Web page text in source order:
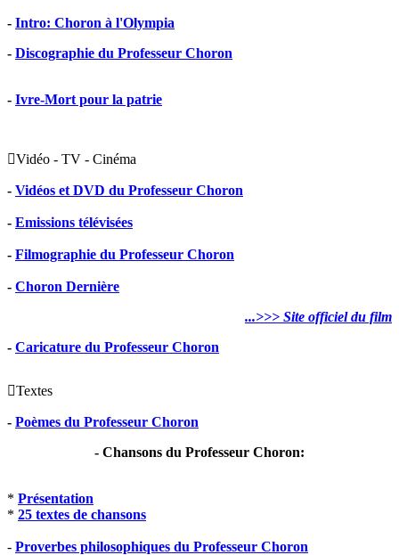
- Intro: Choron à l'Olympia
- Discographie du Professeur Choron
- Ivre-Mort pour la patrie
Vidéo - TV - Cinéma
- Vidéos et DVD du Professeur Choron
- Emissions télévisées
- Filmographie du Professeur Choron
- Choron Dernière
...>>> Site officiel du film
- Caricature du Professeur Choron
Textes
- Poèmes du Professeur Choron
- Chansons du Professeur Choron:
* Présentation
* 25 textes de chansons
- Proverbes philosophiques du Professeur Choron